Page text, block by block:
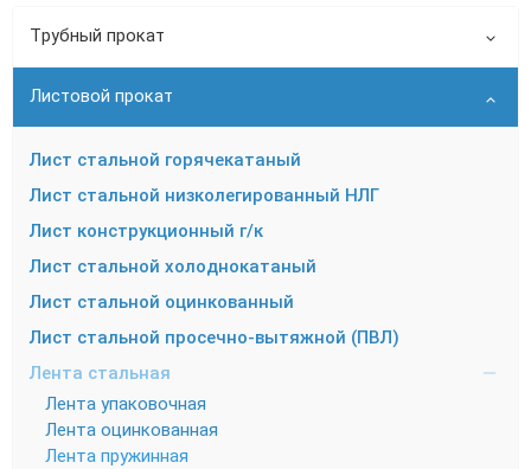
Трубный прокат
Листовой прокат
Лист стальной горячекатаный
Лист стальной низколегированный НЛГ
Лист конструкционный г/к
Лист стальной холоднокатаный
Лист стальной оцинкованный
Лист стальной просечно-вытяжной (ПВЛ)
Лента стальная
Лента упаковочная
Лента оцинкованная
Лента пружинная